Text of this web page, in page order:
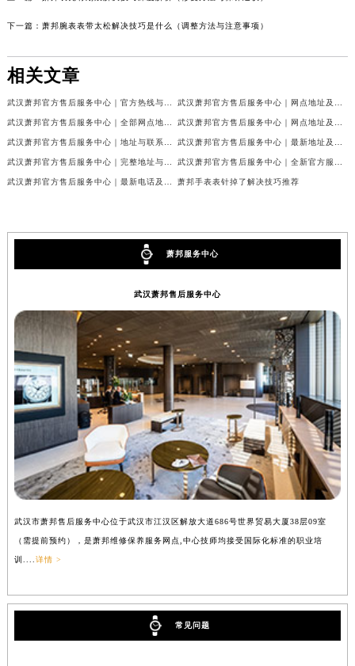
下一篇： 萧邦腕表表带太松解决技巧是什么（调整方法与注意事项）
相关文章
萧邦手表表针掉了解决技巧推荐
萧邦服务中心
武汉萧邦售后服务中心
武汉市萧邦售后服务中心位于武汉市江汉区解放大道686号世界贸易大厦38层09室
（需提前预约），是萧邦维修保养服务网点,中心技师均接受国际化标准的职业培
训.... 详情 >
常见问题